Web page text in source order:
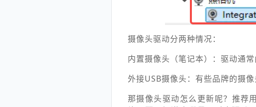
摄像头驱动分两种情况：
内置摄像头（笔记本）：驱动通
外接USB摄像头：有些品牌的摄
那摄像头驱动怎么更新呢？推荐